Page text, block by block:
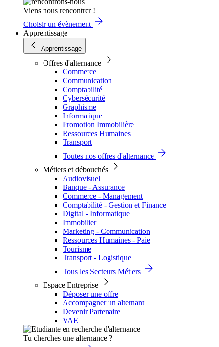
Viens nous rencontrer !
Choisir un évènement
Apprentissage
Apprentissage
Offres d'alternance
Commerce
Communication
Comptabilité
Cybersécurité
Graphisme
Informatique
Promotion Immobilière
Ressources Humaines
Transport
Toutes nos offres d'alternance
Métiers et débouchés
Audiovisuel
Banque - Assurance
Commerce - Management
Comptabilité - Gestion et Finance
Digital - Informatique
Immobilier
Marketing - Communication
Ressources Humaines - Paie
Tourisme
Transport - Logistique
Tous les Secteurs Métiers
Espace Entreprise
Déposer une offre
Accompagner un alternant
Devenir Partenaire
VAE
Tu cherches une alternance ?